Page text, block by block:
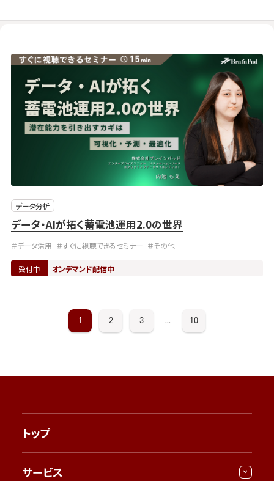
データ分析
データ・AIが拓く蓄電池運用2.0の世界
＃データ活用 ＃すぐに視聴できるセミナー ＃その他
受付中 オンデマンド配信中
1 2 3 ... 10
トップ
サービス